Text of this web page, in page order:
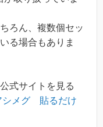
ろん、複数個セッ
る場合もありま
式サイトを見る
シメグ 貼るだけ